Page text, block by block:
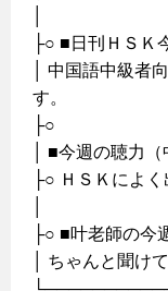
├○ ■日刊ＨＳＫ
│ 中国語中級者
す。
│ ■今週の聴力（
├○ ＨＳＫによ
├○ ■叶老師の今
│ ちゃんと聞け